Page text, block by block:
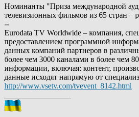
Номинанты "Приза международной
телевизионных фильмов из 65 стран –
--
Eurodata TV Worldwide – компания,
предоставлением программной
данных компаний партнеров в
более чем 3000 каналами в более чем
информации, включая: контент,
данные исходят напрямую от
http://www.vsetv.com/tvevent_8142.html